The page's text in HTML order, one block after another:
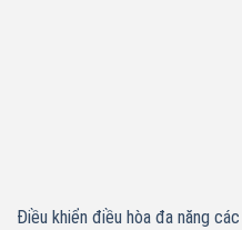
Điều khiển điều hòa đa năng